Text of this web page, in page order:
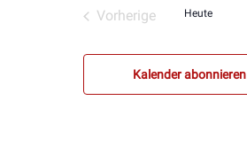
wählen.
Vorherige
Heute
Kalender abonnieren